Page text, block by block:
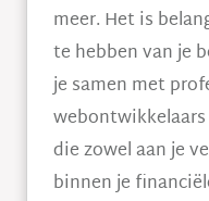
meer. Het is
te hebben van je
je samen met
die zowel aan je
binnen je